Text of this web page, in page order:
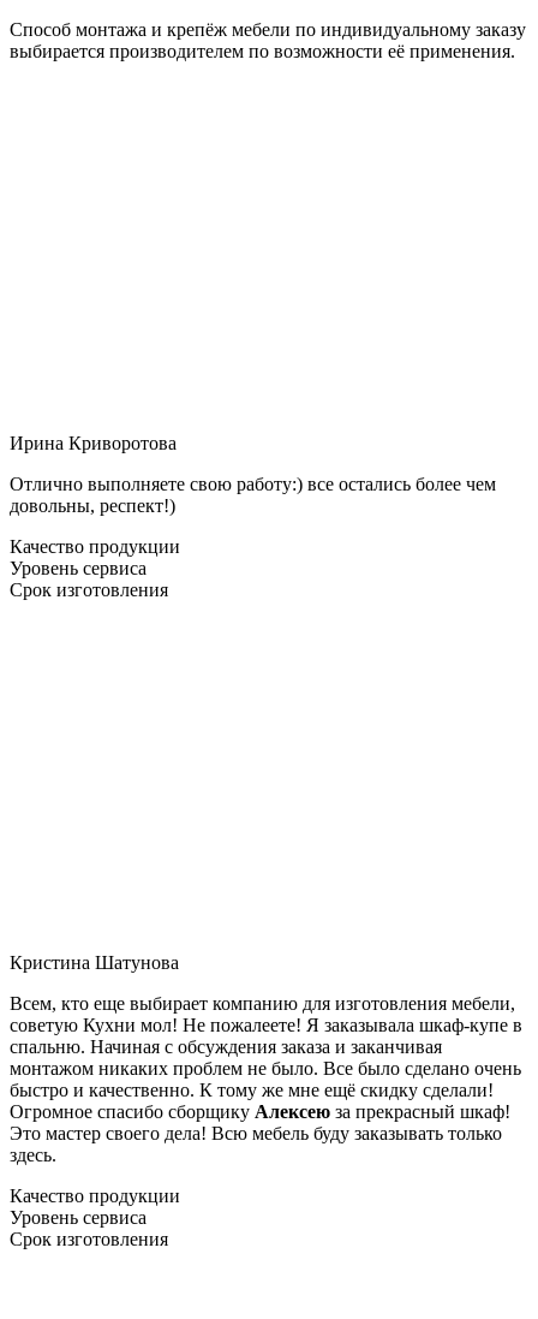
Способ монтажа и крепёж мебели по индивидуальному заказу
выбирается производителем по возможности её применения.
Ирина Криворотова
Отлично выполняете свою работу:) все остались более чем
довольны, респект!)
Качество продукции
Уровень сервиса
Срок изготовления
Кристина Шатунова
Всем, кто еще выбирает компанию для изготовления мебели,
советую Кухни мол! Не пожалеете! Я заказывала шкаф-купе в
спальню. Начиная с обсуждения заказа и заканчивая
монтажом никаких проблем не было. Все было сделано очень
быстро и качественно. К тому же мне ещё скидку сделали!
Огромное спасибо сборщику Алексею за прекрасный шкаф!
Это мастер своего дела! Всю мебель буду заказывать только
здесь.
Качество продукции
Уровень сервиса
Срок изготовления